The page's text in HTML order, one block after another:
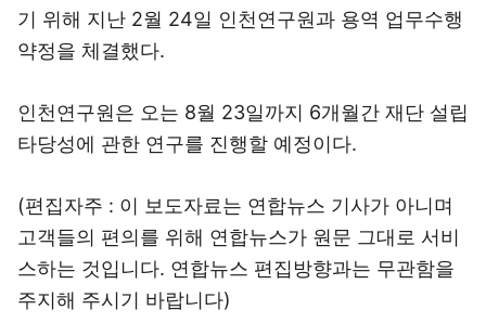
기 위해 지난 2월 24일 인천연구원과 용역 업무수행
약정을 체결했다.
인천연구원은 오는 8월 23일까지 6개월간 재단 설립
타당성에 관한 연구를 진행할 예정이다.
(편집자주 : 이 보도자료는 연합뉴스 기사가 아니며
고객들의 편의를 위해 연합뉴스가 원문 그대로 서비
스하는 것입니다. 연합뉴스 편집방향과는 무관함을
주지해 주시기 바랍니다)